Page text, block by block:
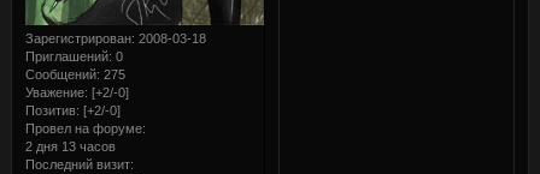
Зарегистрирован: 2008-03-18
Приглашений: 0
Сообщений: 275
Уважение: [+2/-0]
Позитив: [+2/-0]
Провел на форуме:
2 дня 13 часов
Последний визит: